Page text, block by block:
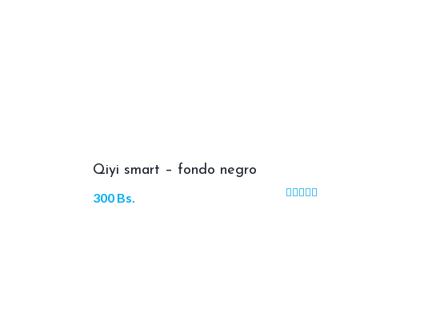
Qiyi smart – fondo negro
300 Bs.